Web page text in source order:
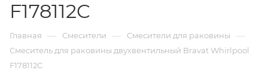
F178112C
Главная — Смесители — Смесители для раковины —
Смеситель для раковины двухвентильный Bravat Whirlpool
F178112C